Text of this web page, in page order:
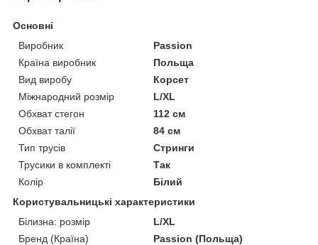
Основні
Виробник
Passion
Країна виробник
Польща
Вид виробу
Корсет
Міжнародний розмір
L/XL
Обхват стегон
112 см
Обхват талії
84 см
Тип трусів
Стринги
Трусики в комплекті
Так
Колір
Білий
Користувальницькі характеристики
Білизна: розмір
L/XL
Бренд (Країна)
Passion (Польща)